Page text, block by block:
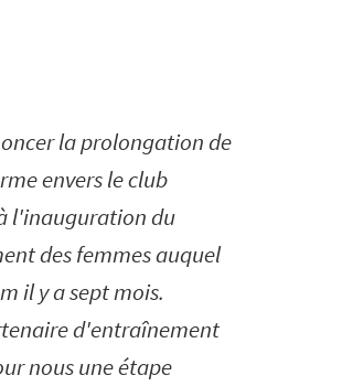
la prolongation de
envers le club
l'inauguration du
des femmes auquel
il y a sept mois.
d'entraînement
nous une étape